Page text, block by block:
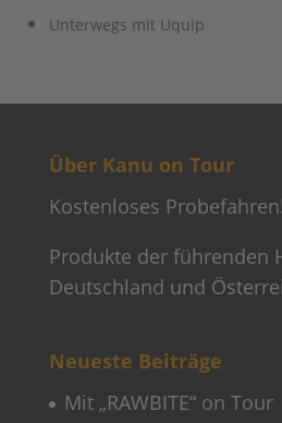
Unterwegs mit Uquip
Über Kanu on Tour
Kostenloses
Produkte der führenden
Deutschland und
Neueste Beiträge
Mit „RAWBITE“ on Tour